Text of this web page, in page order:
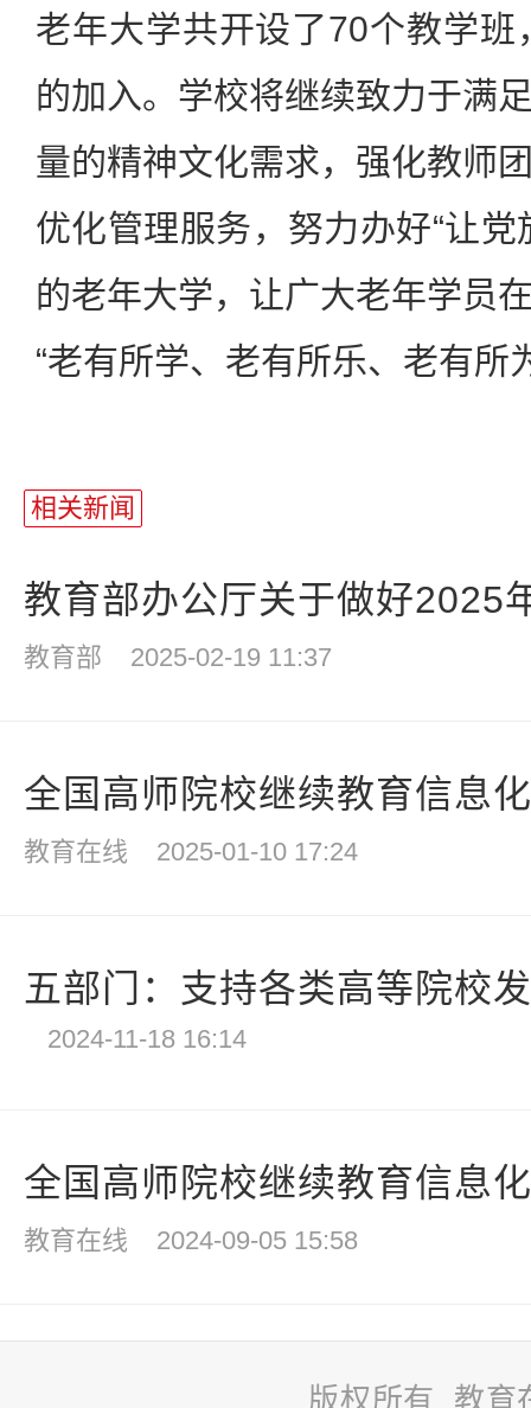
老年大学共开设了70个教学
的加入。学校将继续致力于满
量的精神文化需求，强化教师
优化管理服务，努力办好“让党
的老年大学，让广大老年学员
“老有所学、老有所乐、老有所
相关新闻
教育部办公厅关于做好2025
教育部 2025-02-19 11:37
全国高师院校继续教育信息
教育在线 2025-01-10 17:24
五部门：支持各类高等院校
2024-11-18 16:14
全国高师院校继续教育信息
教育在线 2024-09-05 15:58
版权所有 教育